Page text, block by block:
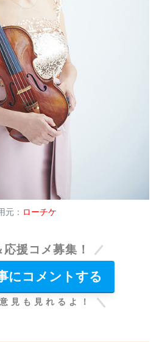
元： ローチケ
応援コメ募集！
にコメントする
見も見れるよ！